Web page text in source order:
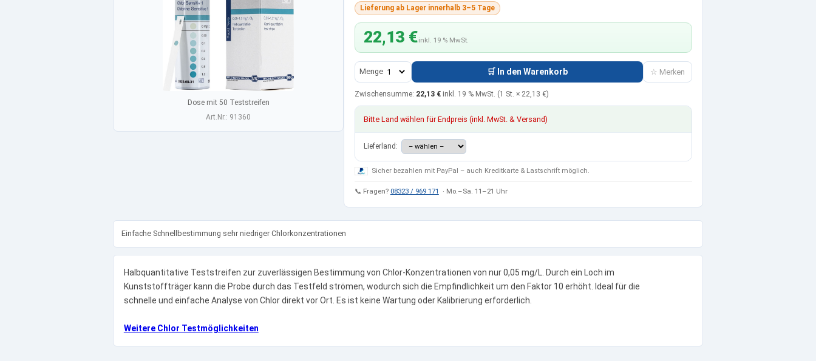
Dose mit 50 Teststreifen
Art.Nr.: 91360
Lieferung ab Lager innerhalb 3–5 Tage
22,13 €inkl. 19 % MwSt.
Menge 🛒 In den Warenkorb ☆ Merken
Zwischensumme: 22,13 € inkl. 19 % MwSt. (1 St. × 22,13 €)
Bitte Land wählen für Endpreis (inkl. MwSt. & Versand)
Lieferland:
Sicher bezahlen mit PayPal – auch Kreditkarte & Lastschrift möglich.
📞 Fragen? 08323 / 969 171 · Mo.–Sa. 11–21 Uhr
Einfache Schnellbestimmung sehr niedriger Chlorkonzentrationen
Halbquantitative Teststreifen zur zuverlässigen Bestimmung von Chlor-Konzentrationen von nur 0,05 mg/L. Durch ein Loch im
Kunststoffträger kann die Probe durch das Testfeld strömen, wodurch sich die Empfindlichkeit um den Faktor 10 erhöht. Ideal für die
schnelle und einfache Analyse von Chlor direkt vor Ort. Es ist keine Wartung oder Kalibrierung erforderlich.
Weitere Chlor Testmöglichkeiten